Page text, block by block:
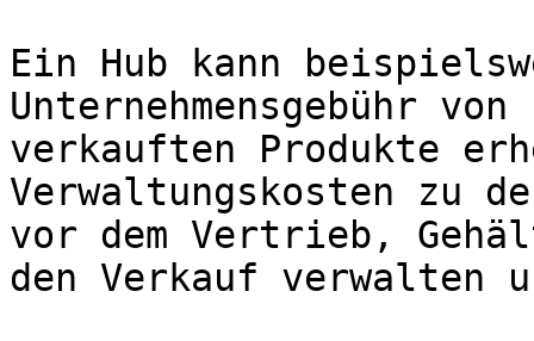
Ein Hub kann
Unternehmensgebühr
verkauften Produkte
Verwaltungskosten zu
vor dem Vertrieb,
den Verkauf